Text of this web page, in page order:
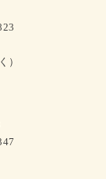
）